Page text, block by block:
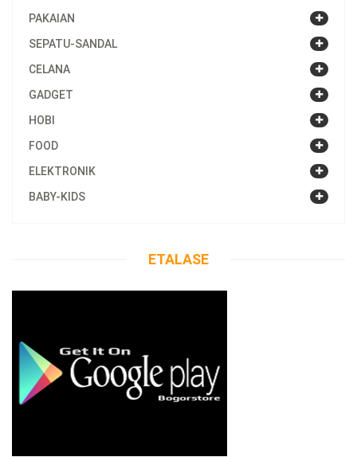
PAKAIAN
SEPATU-SANDAL
CELANA
GADGET
HOBI
FOOD
ELEKTRONIK
BABY-KIDS
ETALASE